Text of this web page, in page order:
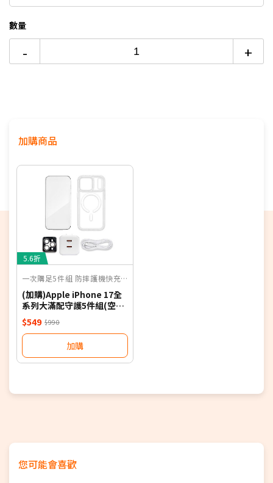
12期 $3,905 18家銀行/業者
搭載A19 Pro晶片，CPU/GPU效能提升40%，AI運算
最高37小時影片播放續航，
支援100MHz全台最大5G黃金頻寬，釋放滿分5G體驗
數量
- +
加購商品
5.6折
一次購足5件組 防摔護機快充無憂
(加購)Apple iPhone 17全
系列大滿配守護5件組(空壓
殼 保護貼 充電器 傳輸線 鏡
頭貼 i17 PRO MAX 17e)
$549 $990
加購
您可能會喜歡